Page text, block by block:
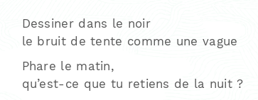
Dessiner dans le noir
le bruit de tente comme une vague
Phare le matin,
qu’est-ce que tu retiens de la nuit ?